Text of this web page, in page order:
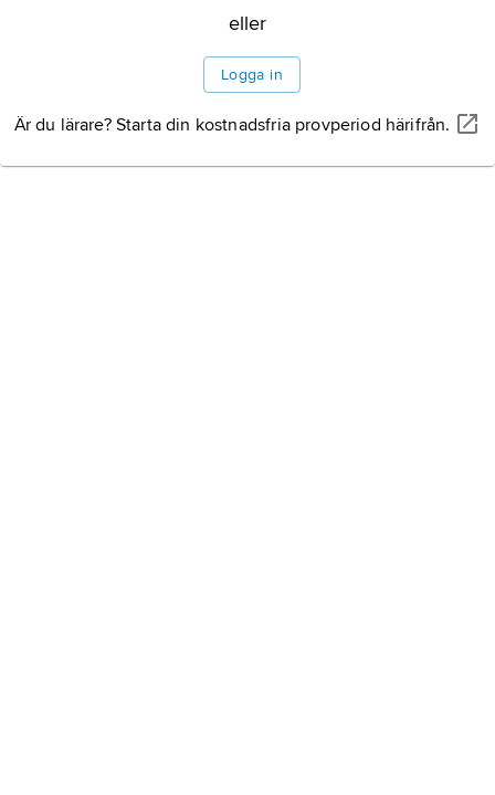
eller
Logga in
Är du lärare? Starta din kostnadsfria provperiod härifrån.